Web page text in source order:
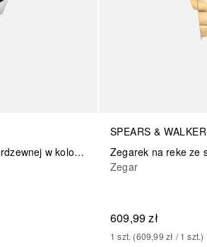
Zegarek na reke ze stali nierdzewnej w kolorze srebrnym
SPEARS & WALKER
Zegar
609,99 zł
1 szt. (609,99 zł / 1 szt.)